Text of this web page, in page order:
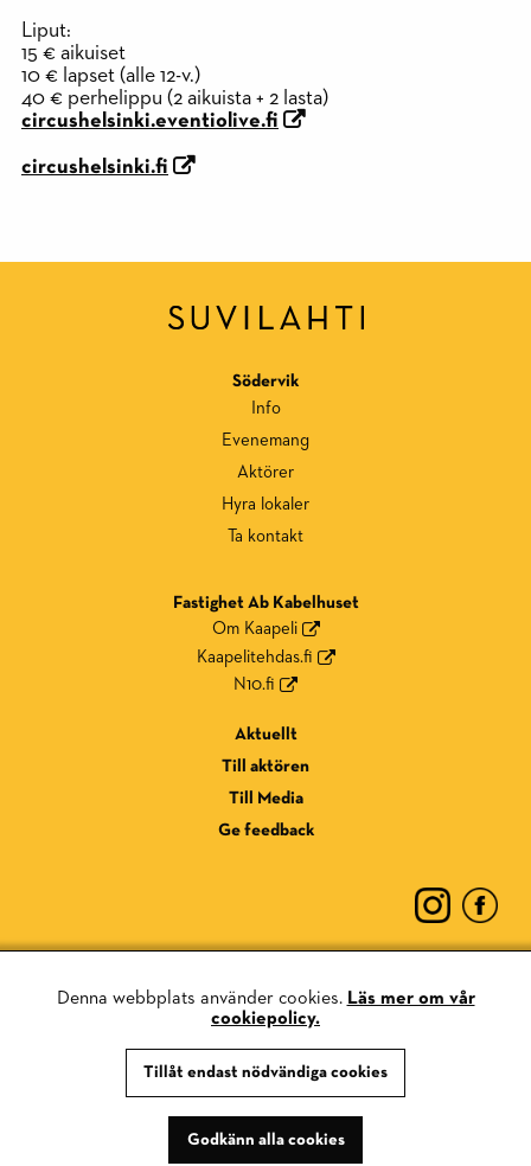
Liput:
15 € aikuiset
10 € lapset (alle 12-v.)
40 € perhelippu (2 aikuista + 2 lasta)
circushelsinki.eventiolive.fi
circushelsinki.fi
Södervik
Info
Evenemang
Aktörer
Hyra lokaler
Ta kontakt
Fastighet Ab Kabelhuset
Om Kaapeli
Kaapelitehdas.fi
N10.fi
Aktuellt
Till aktören
Till Media
Ge feedback
Dataskyddsmeddelande
Denna webbplats använder cookies. Läs mer om vår
cookiepolicy.
Tillåt endast nödvändiga cookies
Godkänn alla cookies